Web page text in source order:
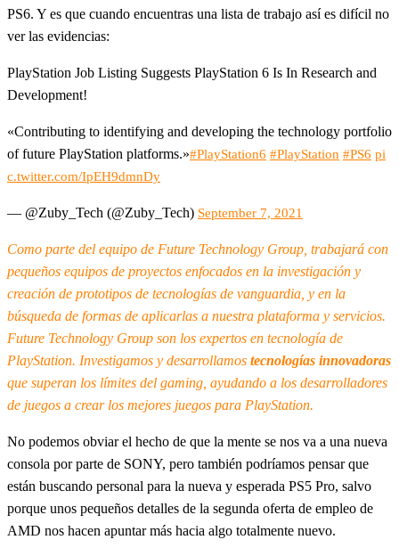
PS6. Y es que cuando encuentras una lista de trabajo así es difícil no
ver las evidencias:
PlayStation Job Listing Suggests PlayStation 6 Is In Research and
Development!
«Contributing to identifying and developing the technology portfolio
of future PlayStation platforms.»#PlayStation6 #PlayStation #PS6 pi
c.twitter.com/IpEH9dmnDy
— @Zuby_Tech (@Zuby_Tech) September 7, 2021
Como parte del equipo de Future Technology Group, trabajará con
pequeños equipos de proyectos enfocados en la investigación y
creación de prototipos de tecnologías de vanguardia, y en la
búsqueda de formas de aplicarlas a nuestra plataforma y servicios.
Future Technology Group son los expertos en tecnología de
PlayStation. Investigamos y desarrollamos tecnologías innovadoras
que superan los límites del gaming, ayudando a los desarrolladores
de juegos a crear los mejores juegos para PlayStation.
No podemos obviar el hecho de que la mente se nos va a una nueva
consola por parte de SONY, pero también podríamos pensar que
están buscando personal para la nueva y esperada PS5 Pro, salvo
porque unos pequeños detalles de la segunda oferta de empleo de
AMD nos hacen apuntar más hacia algo totalmente nuevo.